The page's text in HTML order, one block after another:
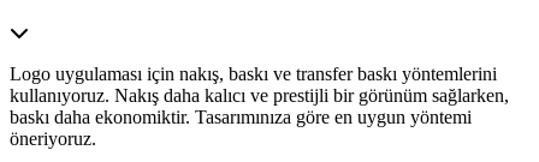
Logo uygulaması için nakış, baskı ve transfer baskı yöntemlerini
kullanıyoruz. Nakış daha kalıcı ve prestijli bir görünüm sağlarken,
baskı daha ekonomiktir. Tasarımınıza göre en uygun yöntemi
öneriyoruz.